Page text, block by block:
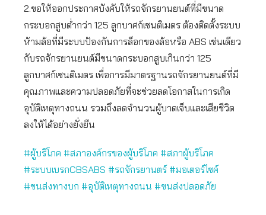
2.ขอให้ออกประกาศบังคับให้รถจักรยานยนต์ที่มีขนาด
กระบอกสูบต่ำกว่า 125 ลูกบาศก์เซนติเมตร ต้องติดตั้งระบบ
ห้ามล้อที่มีระบบป้องกันการล็อกของล้อหรือ ABS เช่นเดียว
กับรถจักรยานยนต์มีขนาดกระบอกสูบเกินกว่า 125
ลูกบาศก์เซนติเมตร เพื่อการมีมาตรฐานรถจักรยานยนต์ที่มี
คุณภาพและความปลอดภัยที่จะช่วยลดโอกาสในการเกิด
อุบัติเหตุทางถนน รวมถึงลดจำนวนผู้บาดเจ็บและเสียชีวิต
ลงให้ได้อย่างยั่งยืน
#ผู้บริโภค #สภาองค์กรของผู้บริโภค #สภาผู้บริโภค
#ระบบเบรกCBSABS #รถจักรยานตร์ #มอเตอร์ไซค์
#ขนส่งทางบก #อุบัติเหตุทางถนน #ขนส่งปลอดภัย